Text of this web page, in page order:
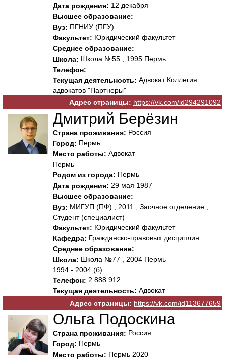
Дата рождения: 12 декабря
Высшее образование:
Вуз: ПГНИУ (ПГУ)
Факультет: Юридический факультет
Среднее образование:
Школа: Школа №55 , 1995 Пермь
Телефон:
Текущая деятельность: Адвокат Коллегия
адвокатов "Партнеры"
Адрес страницы: https://vk.com/id294291092
Дмитрий Берёзин
Страна проживания: Россия
Город: Пермь
Место работы: Адвокат
Пермь
Родом из города: Пермь
Дата рождения: 29 мая 1987
Высшее образование:
Вуз: МИГУП (ПФ) , 2011 , Заочное отделение ,
Студент (специалист)
Факультет: Юридический факультет
Кафедра: Гражданско-правовых дисциплин
Среднее образование:
Школа: Школа №77 , 2004 Пермь
1994 - 2004 (б)
Телефон: 2 888 912
Текущая деятельность: Адвокат
Адрес страницы: https://vk.com/id113677659
Ольга Подоскина
Страна проживания: Россия
Город: Пермь
Место работы: Пермь 2020